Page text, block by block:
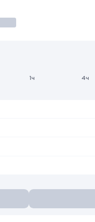
1ч 4ч